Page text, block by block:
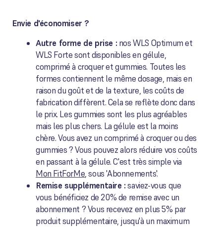
Envie d'économiser ?
Autre forme de prise : nos WLS Optimum et
WLS Forte sont disponibles en gélule,
comprimé à croquer et gummies. Toutes les
formes contiennent le même dosage, mais en
raison du goût et de la texture, les coûts de
fabrication diffèrent. Cela se reflète donc dans
le prix. Les gummies sont les plus agréables
mais les plus chers. La gélule est la moins
chère. Vous avez un comprimé à croquer ou des
gummies ? Vous pouvez alors réduire vos coûts
en passant à la gélule. C'est très simple via
Mon FitForMe, sous 'Abonnements'.
Remise supplémentaire :saviez-vous que
vous bénéficiez de 20% de remise avec un
abonnement ? Vous recevez en plus 5% par
produit supplémentaire, jusqu'à un maximum